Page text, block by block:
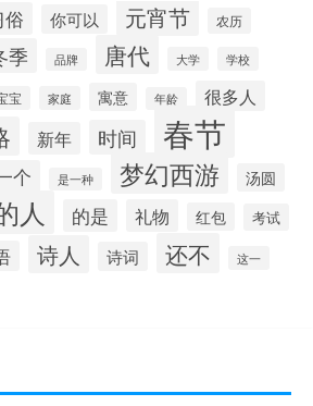
俗 你可以 元宵节 农历
季 品牌 唐代 大学 学校
宝 家庭 寓意 年龄 很多人
新年 时间 春节
个 是一种 梦幻西游 汤圆
人 的是 礼物 红包 考试
诗人 诗词 还不 这一